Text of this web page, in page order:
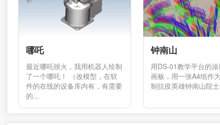
哪吒
最近哪吒很火，我用机器人绘制
了一个哪吒！ （改模型，在软
件的在线的设备库内有，有需要
的...
钟南山
用DS-01教学平台的
画板，用一张A4纸作
制抗疫英雄钟南山院